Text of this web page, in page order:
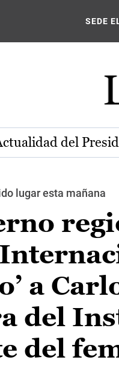
SEDE
del
lugar esta mañana
a
del
del